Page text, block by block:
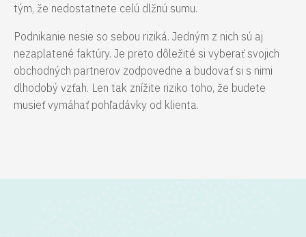
tým, že nedostatnete celú dlžnú sumu.
Podnikanie nesie so sebou riziká. Jedným z nich sú aj
nezaplatené faktúry. Je preto dôležité si vyberať svojich
obchodných partnerov zodpovedne a budovať si s nimi
dlhodobý vzťah. Len tak znížite riziko toho, že budete
musieť vymáhať pohľadávky od klienta.